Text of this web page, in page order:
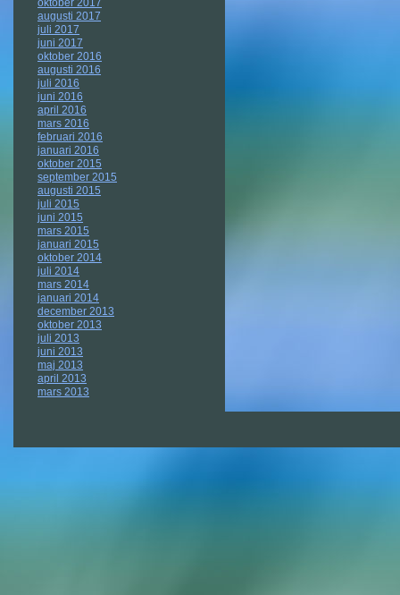
oktober 2017
augusti 2017
juli 2017
juni 2017
oktober 2016
augusti 2016
juli 2016
juni 2016
april 2016
mars 2016
februari 2016
januari 2016
oktober 2015
september 2015
augusti 2015
juli 2015
juni 2015
mars 2015
januari 2015
oktober 2014
juli 2014
mars 2014
januari 2014
december 2013
oktober 2013
juli 2013
juni 2013
maj 2013
april 2013
mars 2013